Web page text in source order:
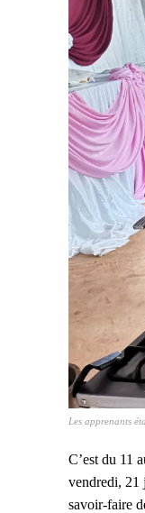
Les apprenants
C’est du 11
vendredi, 21
savoir-faire